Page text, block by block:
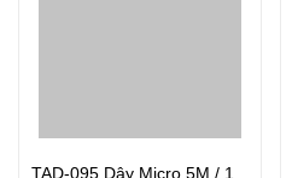
TAD-095 Dây Micro 5M / 1